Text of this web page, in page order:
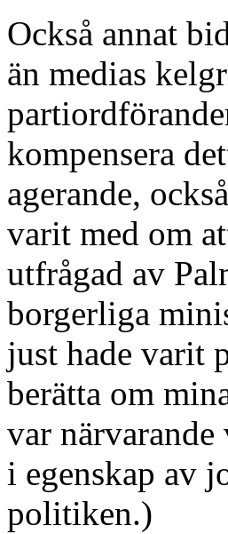
Också annat
än medias
kompensera
agerande,
varit med om
utfrågad av
borgerliga
just hade varit
berätta om
var närvarande
i egenskap av
politiken.)